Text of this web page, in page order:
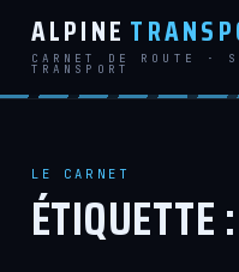
ALPINE
CARNET DE ROUTE ·
TRANSPORT
LE CARNET
ÉTIQUETTE :